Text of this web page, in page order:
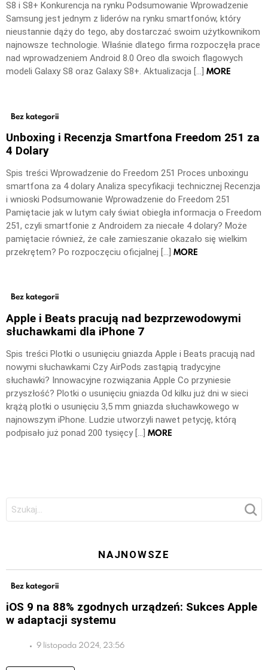
S8 i S8+ Konkurencja na rynku Podsumowanie Wprowadzenie
Samsung jest jednym z liderów na rynku smartfonów, który
nieustannie dąży do tego, aby dostarczać swoim użytkownikom
najnowsze technologie. Właśnie dlatego firma rozpoczęła prace
nad wprowadzeniem Android 8.0 Oreo dla swoich flagowych
modeli Galaxy S8 oraz Galaxy S8+. Aktualizacja […] MORE
Bez kategorii
Unboxing i Recenzja Smartfona Freedom 251 za
4 Dolary
Spis treści Wprowadzenie do Freedom 251 Proces unboxingu
smartfona za 4 dolary Analiza specyfikacji technicznej Recenzja
i wnioski Podsumowanie Wprowadzenie do Freedom 251
Pamiętacie jak w lutym cały świat obiegła informacja o Freedom
251, czyli smartfonie z Androidem za niecałe 4 dolary? Może
pamiętacie również, że całe zamieszanie okazało się wielkim
przekrętem? Po rozpoczęciu oficjalnej […] MORE
Bez kategorii
Apple i Beats pracują nad bezprzewodowymi
słuchawkami dla iPhone 7
Spis treści Plotki o usunięciu gniazda Apple i Beats pracują nad
nowymi słuchawkami Czy AirPods zastąpią tradycyjne
słuchawki? Innowacyjne rozwiązania Apple Co przyniesie
przyszłość? Plotki o usunięciu gniazda Od kilku już dni w sieci
krążą plotki o usunięciu 3,5 mm gniazda słuchawkowego w
najnowszym iPhone. Ludzie utworzyli nawet petycję, którą
podpisało już ponad 200 tysięcy […] MORE
Szukaj:
NAJNOWSZE
Bez kategorii
iOS 9 na 88% zgodnych urządzeń: Sukces Apple
w adaptacji systemu
9 listopada 2024, 23:56